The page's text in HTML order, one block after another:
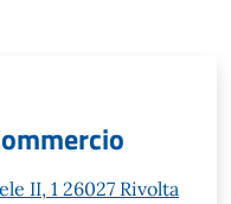
II, 1 26027 Rivolta